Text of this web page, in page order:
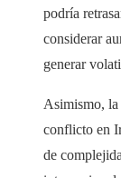
podría
considerar
generar
Asimismo,
conflicto en
de